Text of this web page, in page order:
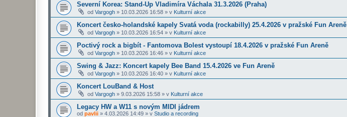
Severní Korea: Stand-Up Vladimíra Váchala 31.3.2026 (Praha)
od Vargogh » 10.03.2026 16:58 » v Kulturní akce
Koncert česko-holandské kapely Svatá voda (rockabilly) 25.4.2026 v pražské Fun Areně
od Vargogh » 10.03.2026 16:54 » v Kulturní akce
Poctivý rock a bigbít - Fantomova Bolest vystoupí 18.4.2026 v pražské Fun Areně
od Vargogh » 10.03.2026 16:46 » v Kulturní akce
Swing & Jazz: Koncert kapely Bee Band 15.4.2026 ve Fun Areně
od Vargogh » 10.03.2026 16:40 » v Kulturní akce
Koncert LouBand & Host
od Vargogh » 9.03.2026 15:58 » v Kulturní akce
Legacy HW a W11 s novým MIDI jádrem
od pavlii » 4.03.2026 14:49 » v Studio a recording